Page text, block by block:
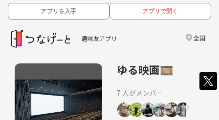
アプリを入手 アプリで開く
趣味友アプリ 全国
ゆる映画🎞️
7 人がメンバー